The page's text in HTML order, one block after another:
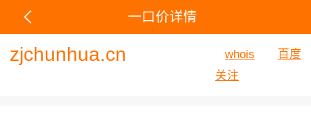
一口价详情
zjchunhua.cn whois
百度
关注